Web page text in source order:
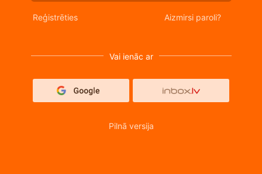
Reģistrēties Aizmirsi paroli?
Vai ienāc ar
Pilnā versija